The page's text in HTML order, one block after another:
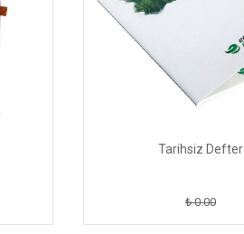
Tarihsiz Defter
₺ 0.00